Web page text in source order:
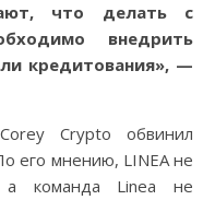
что делать с
внедрить
кредитования», —
Crypto обвинил
его мнению, LINEA не
а команда Linea не